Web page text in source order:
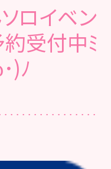
ロイベン
約受付中ﾐ
)ﾉ